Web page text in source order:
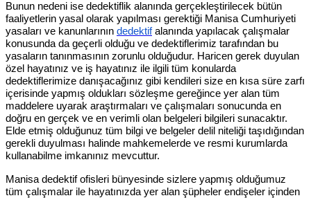
Bunun nedeni ise dedektiflik alanında gerçekleştirilecek bütün
faaliyetlerin yasal olarak yapılması gerektiği Manisa Cumhuriyeti
yasaları ve kanunlarının dedektifalanında yapılacak çalışmalar
konusunda da geçerli olduğu ve dedektiflerimiz tarafından bu
yasaların tanınmasının zorunlu olduğudur. Haricen gerek duyulan
özel hayatınız ve iş hayatınız ile ilgili tüm konularda
dedektiflerimize danışacağınız gibi kendileri size en kısa süre zarfı
içerisinde yapmış oldukları sözleşme gereğince yer alan tüm
maddelere uyarak araştırmaları ve çalışmaları sonucunda en
doğru en gerçek ve en verimli olan belgeleri bilgileri sunacaktır.
Elde etmiş olduğunuz tüm bilgi ve belgeler delil niteliği taşıdığından
gerekli duyulması halinde mahkemelerde ve resmi kurumlarda
kullanabilme imkanınız mevcuttur.
Manisa dedektif ofisleri bünyesinde sizlere yapmış olduğumuz
tüm çalışmalar ile hayatınızda yer alan şüpheler endişeler içinden